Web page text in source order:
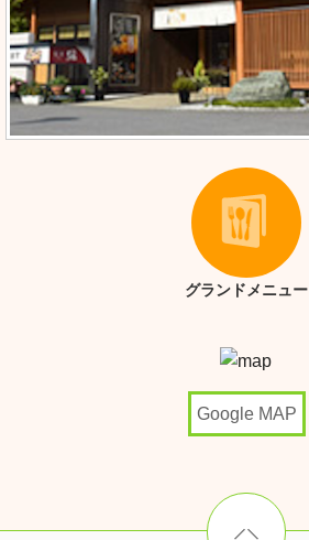
グランドメニュー
Google MAP